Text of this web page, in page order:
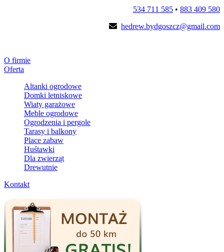
534 711 585 • 883 409 580
hedrew.bydgoszcz@gmail.com
O firmie
Oferta
Altanki ogrodowe
Domki letniskowe
Wiaty garażowe
Meble ogrodowe
Ogrodzenia i pergole
Tarasy i balkony
Place zabaw
Huśtawki
Dla zwierząt
Drewutnie
Kontakt